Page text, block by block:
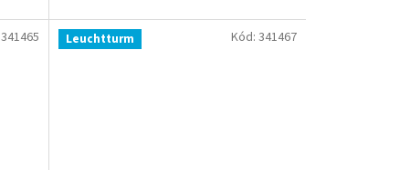
341465 Leuchtturm Kód: 341467